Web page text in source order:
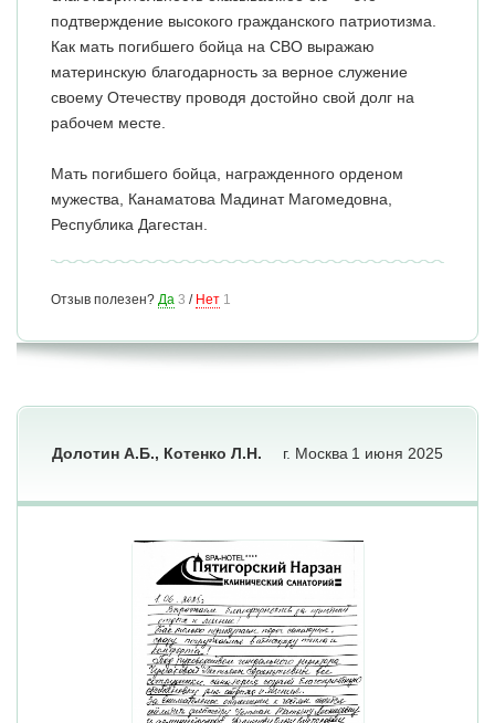
подтверждение высокого гражданского патриотизма.
Как мать погибшего бойца на СВО выражаю
материнскую благодарность за верное служение
своему Отечеству проводя достойно свой долг на
рабочем месте.
Мать погибшего бойца, награжденного орденом
мужества, Канаматова Мадинат Магомедовна,
Республика Дагестан.
Отзыв полезен? Да 3 / Нет 1
1 июня 2025
Долотин А.Б., Котенко Л.Н. г. Москва